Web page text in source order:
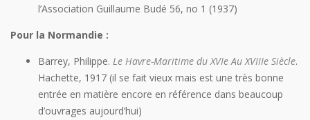
l’Association Guillaume Budé 56, no 1 (1937)
Pour la Normandie :
Barrey, Philippe. Le Havre-Maritime du XVIe Au XVIIIe Siècle.
Hachette, 1917 (il se fait vieux mais est une très bonne
entrée en matière encore en référence dans beaucoup
d’ouvrages aujourd’hui)